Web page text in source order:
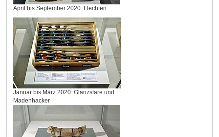
April bis September 2020: Flechten
Januar bis März 2020: Glanzstare und
Madenhacker